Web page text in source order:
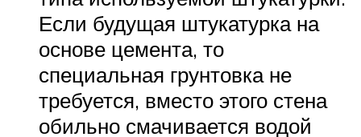
Если будущая штукатурка на
основе цемента, то
специальная грунтовка не
требуется, вместо этого стена
обильно смачивается водой